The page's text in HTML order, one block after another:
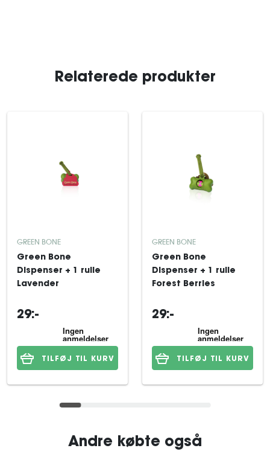
Relaterede produkter
GREEN BONE
Green Bone
Dispenser + 1 rulle
Lavender
29:-
TILFØJ TIL KURV
GREEN BONE
Green Bone
Dispenser + 1 rulle
Forest Berries
29:-
TILFØJ TIL KURV
Andre købte også